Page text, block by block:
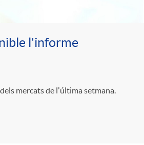
l'informe
mercats de l'última setmana.